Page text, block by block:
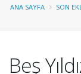
ANA SAYFA SON
Beş